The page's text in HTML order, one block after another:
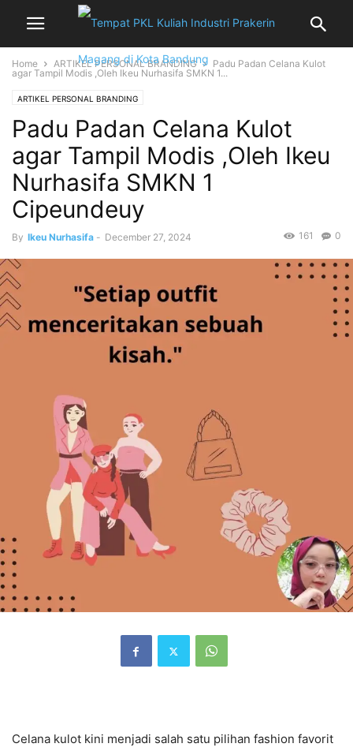
Home ARTIKEL PERSONAL BRANDING
Padu Padan Celana Kulot
agar Tampil Modis ,Oleh Ikeu Nurhasifa SMKN 1...
ARTIKEL PERSONAL BRANDING
Padu Padan Celana Kulot
agar Tampil Modis ,Oleh Ikeu
Nurhasifa SMKN 1
Cipeundeuy
By Ikeu Nurhasifa - December 27, 2024 0
161
Celana kulot kini menjadi salah satu pilihan fashion favorit